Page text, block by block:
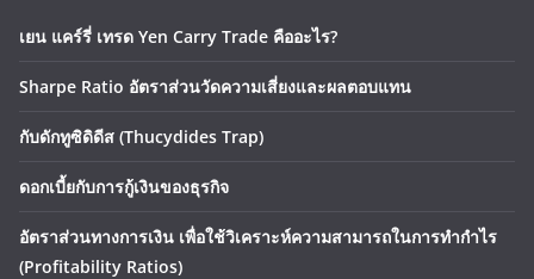
เยน แคร์รี่ เทรด Yen Carry Trade คืออะไร?
Sharpe Ratio อัตราส่วนวัดความเสี่ยงและผลตอบแทน
กับดักทูซิดิดีส (Thucydides Trap)
ดอกเบี้ยกับการกู้เงินของธุรกิจ
อัตราส่วนทางการเงิน เพื่อใช้วิเคราะห์ความสามารถในการทำกำไร
(Profitability Ratios)